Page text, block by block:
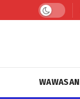
WAWASAN